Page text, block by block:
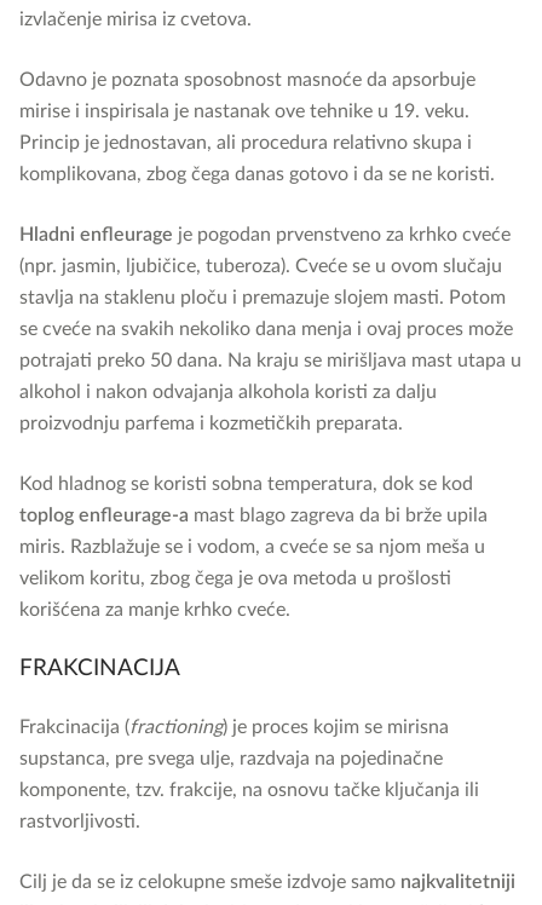
izvlačenje mirisa iz cvetova.
Odavno je poznata sposobnost masnoće da apsorbuje
mirise i inspirisala je nastanak ove tehnike u 19. veku.
Princip je jednostavan, ali procedura relativno skupa i
komplikovana, zbog čega danas gotovo i da se ne koristi.
Hladni enfleurage je pogodan prvenstveno za krhko cveće
(npr. jasmin, ljubičice, tuberoza). Cveće se u ovom slučaju
stavlja na staklenu ploču i premazuje slojem masti. Potom
se cveće na svakih nekoliko dana menja i ovaj proces može
potrajati preko 50 dana. Na kraju se mirišljava mast utapa u
alkohol i nakon odvajanja alkohola koristi za dalju
proizvodnju parfema i kozmetičkih preparata.
Kod hladnog se koristi sobna temperatura, dok se kod
toplog enfleurage-a mast blago zagreva da bi brže upila
miris. Razblažuje se i vodom, a cveće se sa njom meša u
velikom koritu, zbog čega je ova metoda u prošlosti
korišćena za manje krhko cveće.
FRAKCINACIJA
Frakcinacija (fractioning) je proces kojim se mirisna
supstanca, pre svega ulje, razdvaja na pojedinačne
komponente, tzv. frakcije, na osnovu tačke ključanja ili
rastvorljivosti.
Cilj je da se iz celokupne smeše izdvoje samo najkvalitetniji